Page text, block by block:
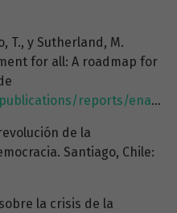
T., y Sutherland, M.
for all: A roadmap for
enabling_open_gov_for_all.pdf
de la
Santiago, Chile:
la crisis de la